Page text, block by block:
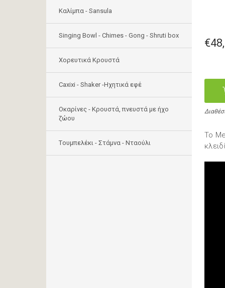
Καλίμπα - Sansula
Singing Bowl - Chimes - Gong - Shruti box
Χορευτικά Κρουστά
Caxixi - Shaker -Ηχητικά εφέ
Οκαρίνες - Κρουστά, πνευστά με ήχο
ζώου
Tουμπελέκι - Στάμνα - Νταούλι
Το